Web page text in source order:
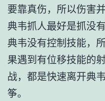
要靠真伤，所以伤害
典韦抓人最好是抓没
典韦没有控制技能，
果遇到有位移技能的
战，都是快速离开典
筝。